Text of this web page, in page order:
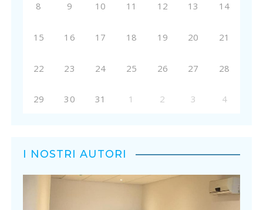
8 9 10 11 12 13 14
15 16 17 18 19 20 21
22 23 24 25 26 27 28
29 30 31 1 2 3 4
I NOSTRI AUTORI